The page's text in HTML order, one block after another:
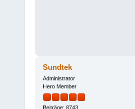
Sundtek
Administrator
Hero Member
Beiträge: 8743